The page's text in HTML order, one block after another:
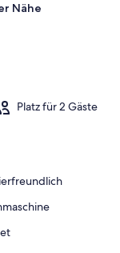
Nähe
Platz für 2 Gäste